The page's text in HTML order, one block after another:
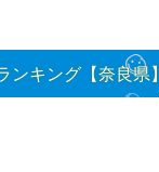
キング【奈良県】